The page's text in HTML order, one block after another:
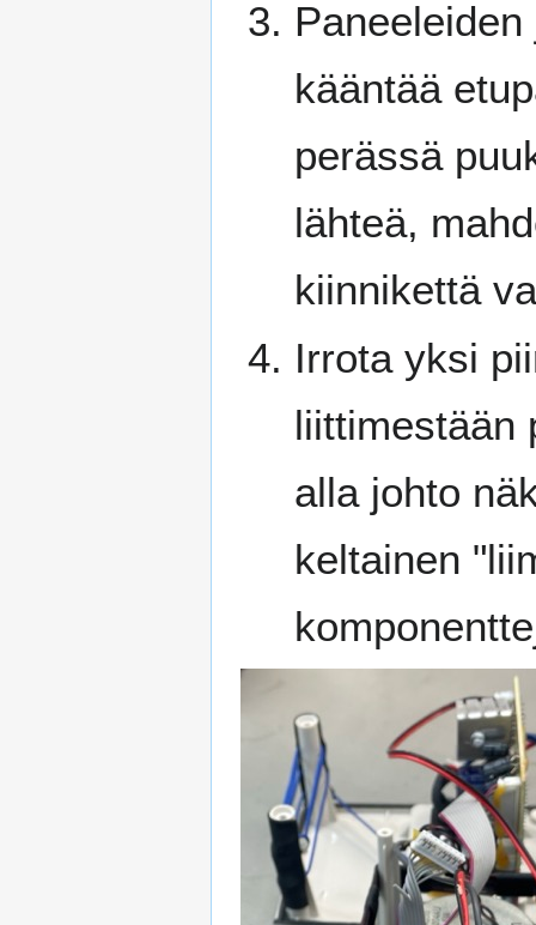
kääntää
perässä
lähteä,
kiinnikettä
Irrota yksi
liittimestään
alla johto
keltainen